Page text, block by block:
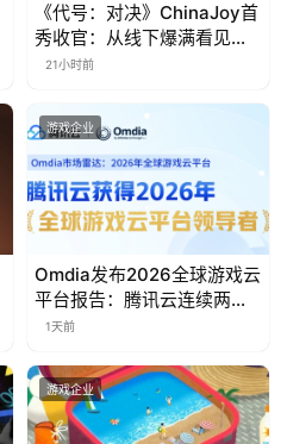
《代号：对决》ChinaJoy首
秀收官：从线下爆满看见玩
家的真实期待
21小时前
游戏企业
Omdia发布2026全球游戏云
平台报告：腾讯云连续两年
入选“领导者”象限
1天前
游戏企业